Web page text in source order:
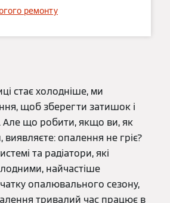
ремонту
стає холодніше, ми
щоб зберегти затишок і
Але що робити, якщо ви, як
виявляєте: опалення не гріє?
та радіатори, які
найчастіше
опалювального сезону,
тривалий час працює в